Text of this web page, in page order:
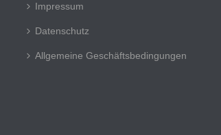
Impressum
Datenschutz
Allgemeine Geschäftsbedingungen